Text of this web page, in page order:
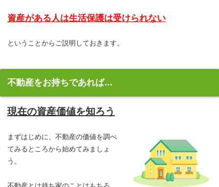
資産がある人は生活保護は受けられない
ということからご説明しておきます。
不動産をお持ちであれば…
現在の資産価値を知ろう
まずはじめに、不動産の価値を調べ
てみるところから始めてみましょ
う。